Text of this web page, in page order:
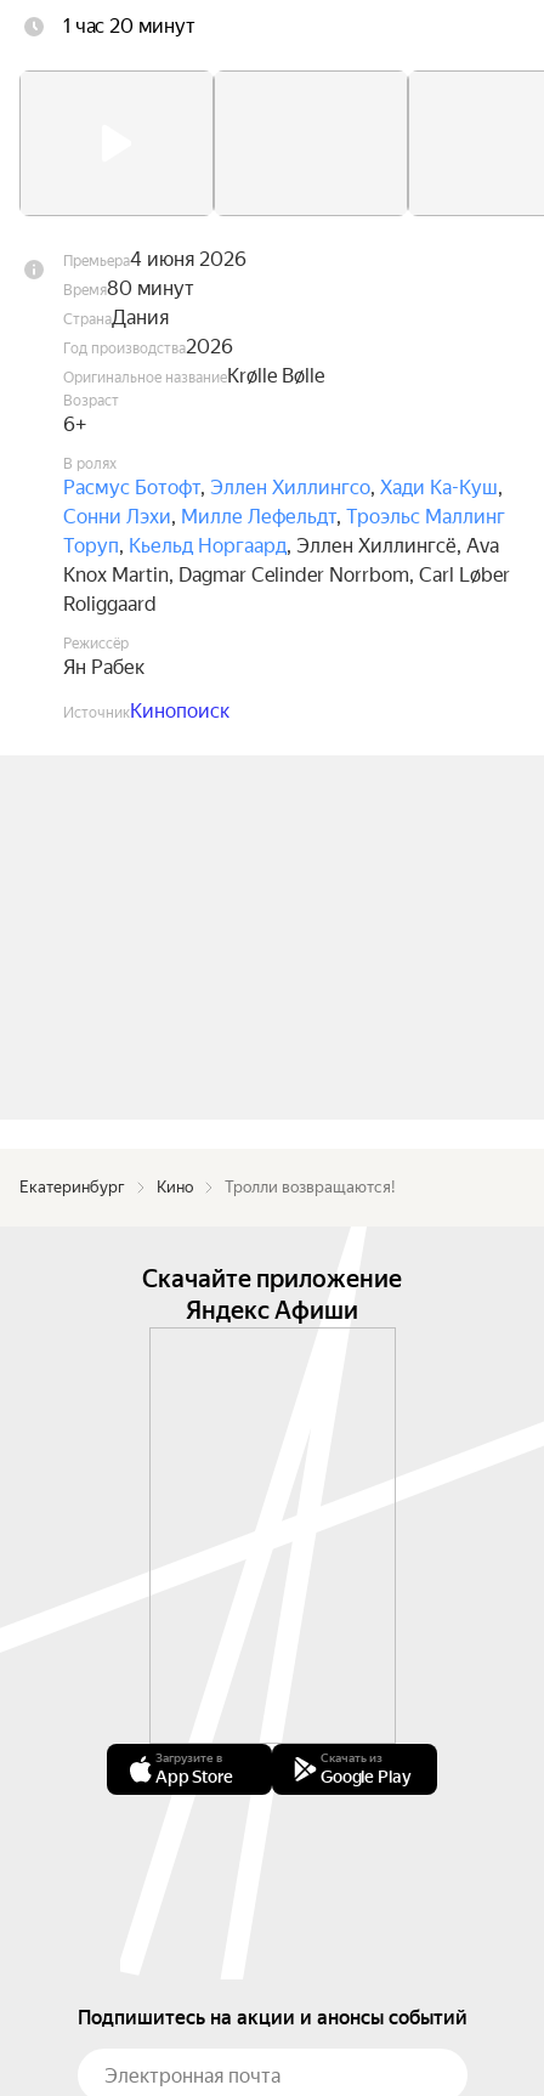
непростая задача — найти дорогу домой.
1 час 20 минут
Премьера4 июня 2026
Время80 минут
СтранаДания
Год производства2026
Оригинальное названиеKrølle Bølle
Возраст
6+
В ролях
Расмус Ботофт, Эллен Хиллингсо, Хади Ка-Куш,
Сонни Лэхи, Милле Лефельдт, Троэльс Маллинг
Торуп, Кьельд Норгаард, Эллен Хиллингсё, Ava
Knox Martin, Dagmar Celinder Norrbom, Carl Løber
Roliggaard
Режиссёр
Ян Рабек
ИсточникКинопоиск
Екатеринбург Кино Тролли возвращаются!
Скачайте приложение
Яндекс Афиши
Загрузите в
App Store
Скачать из
Google Play
Подпишитесь на акции и анонсы событий